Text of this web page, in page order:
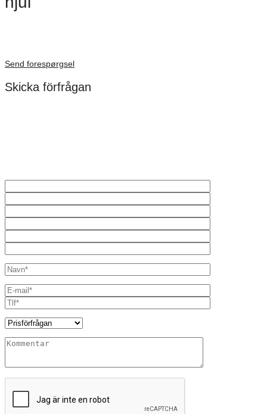
Send forespørgsel
Skicka förfrågan